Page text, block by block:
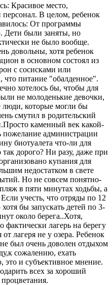
Красивое место,
персонал. В целом, ребенок
От программы
Дети были заняты, но
не было вообще.
довольны, хотя ребенок
в основном состоял из
с сосисками или
что питание "обалденное".
хотелось бы, чтобы для
не молоденькие девочки,
люди, которые могли бы
смутил в родительский
.Просто каменный век какой-
пожелание администрации
биотуалета что-ли для
дорого? Ни разу, даже при
купания для
недостатком в свете
Но не совсем понятно-
в пяти минутах ходьбы, а
учесть, что отряды по 12
бы запускать детей по 3-
около берега..Хотя,
лагерь на берегу
лагеря не у озера. Ребенок
был очень доволен отдыхом
сожалению, ехать
это и субъективное мнение.
всех за хороший